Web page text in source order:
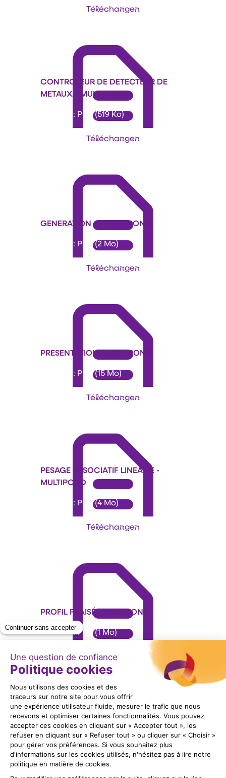
Télécharger
CONTROLEUR DE DETECTEUR DE
METAUX - MULTIPOND
Format : PDF (519 Ko)
Télécharger
GENERATION J - MULTIPOND
Format : PDF (2 Mo)
Télécharger
PRESENTATION - MULTIPOND
Format : PDF (15 Mo)
Télécharger
PESAGE ASSOCIATIF LINEAIRE -
MULTIPOND
Format : PDF (4 Mo)
Télécharger
PROFIL FRAISÉ - MULTIPOND
Format : PDF (1 Mo)
Télécharger